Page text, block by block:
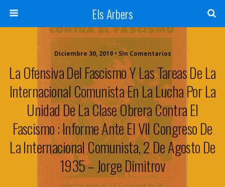
Els Arbers
Diciembre 30, 2019 • Sin Comentarios
La Ofensiva Del Fascismo Y Las Tareas De La
Internacional Comunista En La Lucha Por La
Unidad De La Clase Obrera Contra El
Fascismo : Informe Ante El VII Congreso De
La Internacional Comunista, 2 De Agosto De
1935 – Jorge Dimitrov